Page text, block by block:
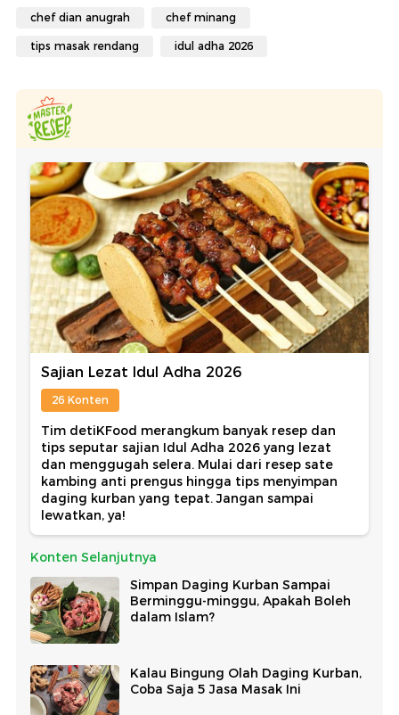
chef dian anugrah chef minang
tips masak rendang idul adha 2026
Sajian Lezat Idul Adha 2026
26 Konten
Tim detiKFood merangkum banyak resep dan
tips seputar sajian Idul Adha 2026 yang lezat
dan menggugah selera. Mulai dari resep sate
kambing anti prengus hingga tips menyimpan
daging kurban yang tepat. Jangan sampai
lewatkan, ya!
Konten Selanjutnya
Simpan Daging Kurban Sampai
Berminggu-minggu, Apakah Boleh
dalam Islam?
Kalau Bingung Olah Daging Kurban,
Coba Saja 5 Jasa Masak Ini